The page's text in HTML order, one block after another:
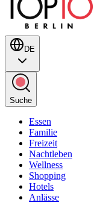
DE
Suche
Essen
Familie
Freizeit
Nachtleben
Wellness
Shopping
Hotels
Anlässe